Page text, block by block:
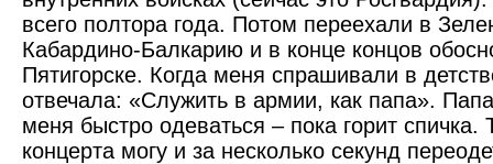
всего полтора года. Потом переехали в
Кабардино-Балкарию и в конце концов
Пятигорске. Когда меня спрашивали в
отвечала: «Служить в армии, как папа».
меня быстро одеваться – пока горит спичка.
концерта могу и за несколько секунд